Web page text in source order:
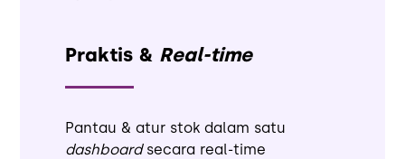
Praktis & Real-time
Pantau & atur stok dalam satu
dashboardsecara real-time